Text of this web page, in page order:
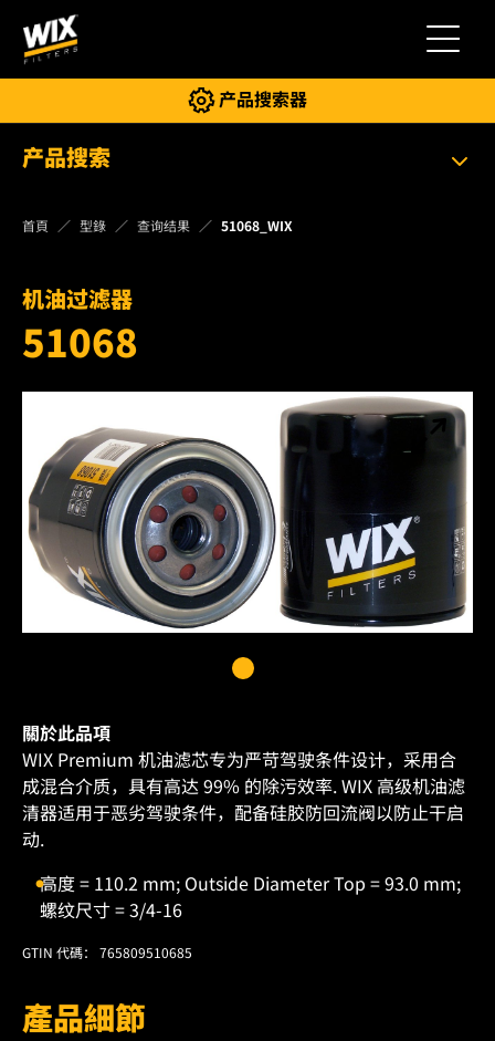
切换导航
产品搜索器
产品搜索
首頁 型錄 查询结果 51068_WIX
机油过滤器
51068
關於此品項
WIX Premium 机油滤芯专为严苛驾驶条件设计，采用合
成混合介质，具有高达 99% 的除污效率. WIX 高级机油滤
清器适用于恶劣驾驶条件，配备硅胶防回流阀以防止干启
动.
高度 = 110.2 mm; Outside Diameter Top = 93.0 mm;
螺纹尺寸 = 3/4-16
GTIN 代碼： 765809510685
產品細節